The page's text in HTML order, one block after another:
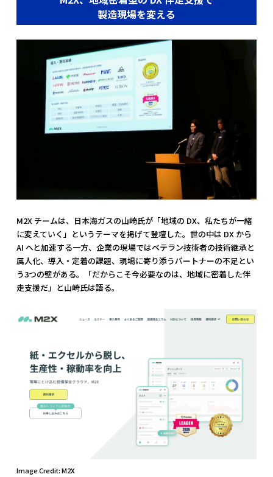
製造現場を変える
M2X チームは、日本海ガスの山崎氏が「地域の DX、私たちが一緒
に変えていく」というテーマを掲げて登壇した。世の中は DX から
AI へと加速する一方、企業の現場ではベテラン技術者の技術継承と
属人化、導入・定着の課題、現場に寄り添うパートナーの不足とい
う3つの壁がある。「だからこそ今必要なのは、地域に密着した伴
走支援だ」と山崎氏は語る。
Image Credit: M2X